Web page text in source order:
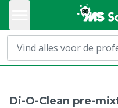
Di-O-Clean pre-